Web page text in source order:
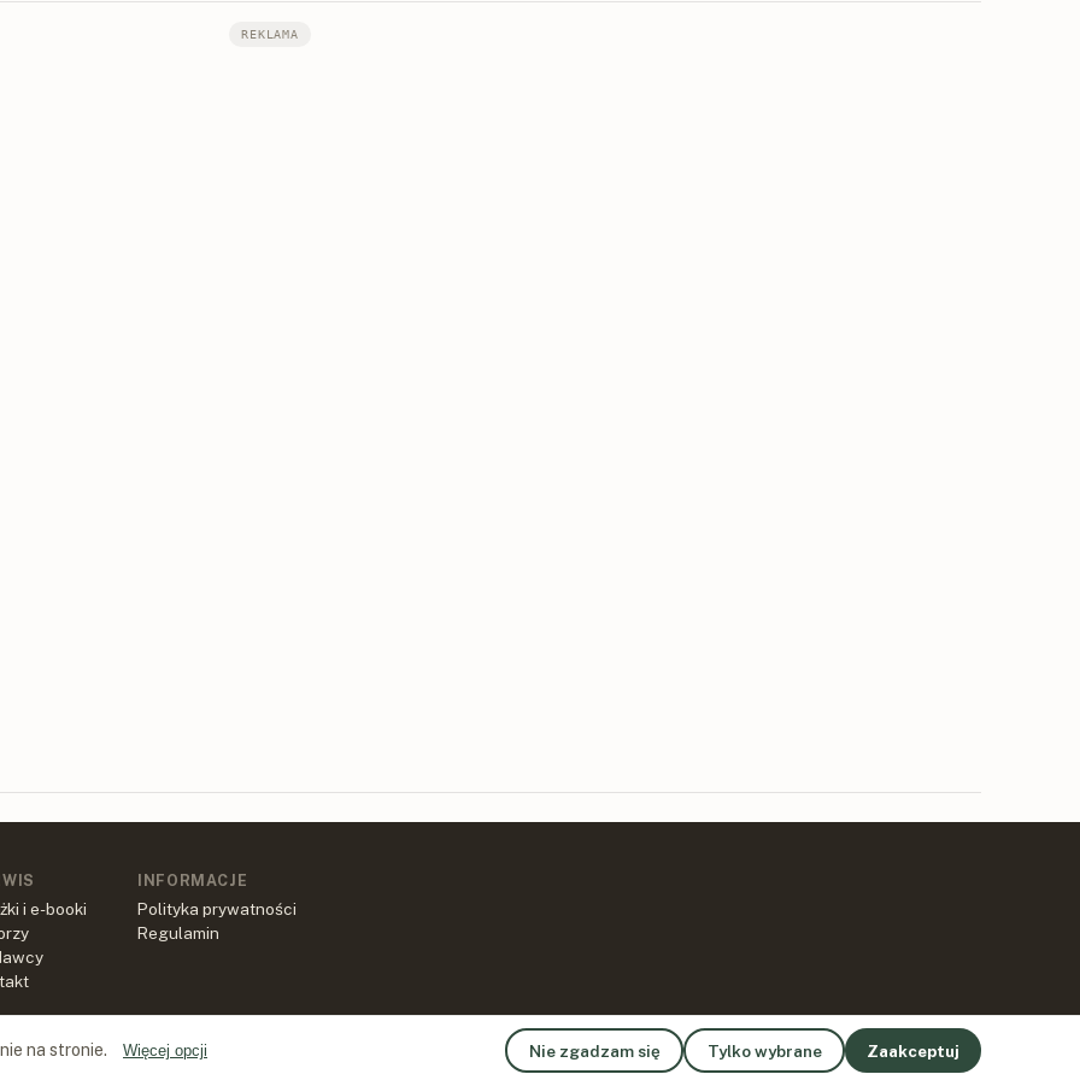
REKLAMA
i e-booki
INFORMACJE
Polityka prywatności
Regulamin
na stronie. Więcej opcji Nie zgadzam się Tylko wybrane Zaakceptuj